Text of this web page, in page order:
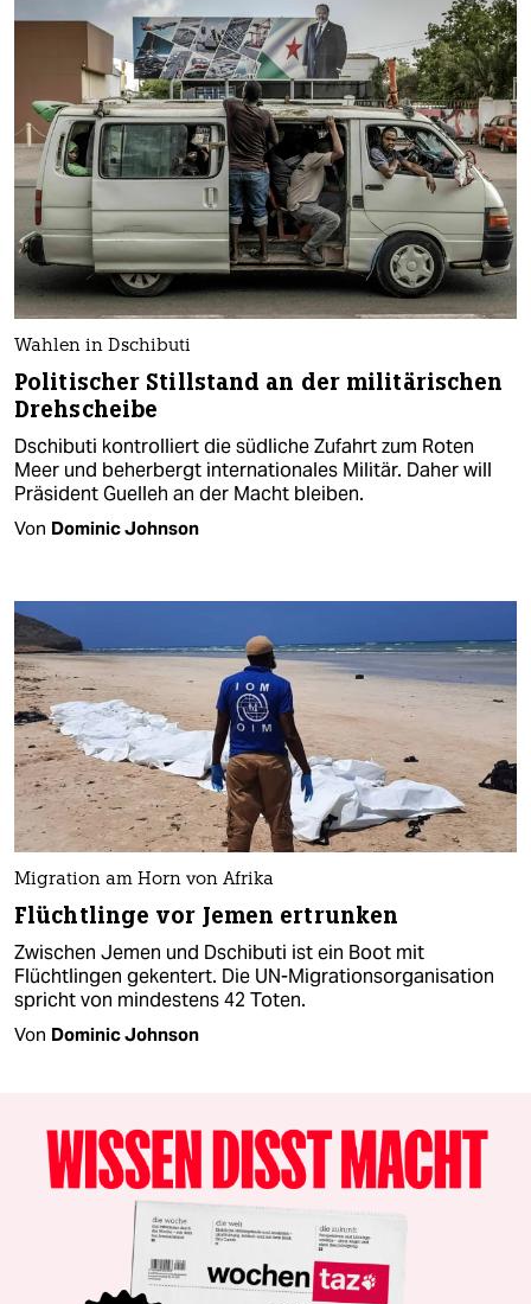
Wahlen in Dschibuti
Politischer Stillstand an der militärischen
Drehscheibe
Dschibuti kontrolliert die südliche Zufahrt zum Roten
Meer und beherbergt internationales Militär. Daher will
Präsident Guelleh an der Macht bleiben.
Von Dominic Johnson
Migration am Horn von Afrika
Flüchtlinge vor Jemen ertrunken
Zwischen Jemen und Dschibuti ist ein Boot mit
Flüchtlingen gekentert. Die UN-Migrationsorganisation
spricht von mindestens 42 Toten.
Von Dominic Johnson